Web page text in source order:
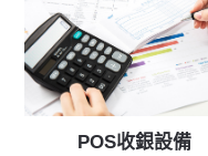
POS收銀設備